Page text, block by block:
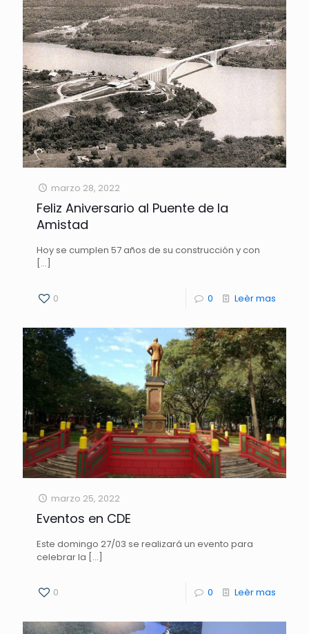
marzo 28, 2022
Feliz Aniversario al Puente de la
Amistad
Hoy se cumplen 57 años de su construcción y con
[…]
0 0 Leèr mas
marzo 25, 2022
Eventos en CDE
Este domingo 27/03 se realizará un evento para
celebrar la […]
0 0 Leèr mas